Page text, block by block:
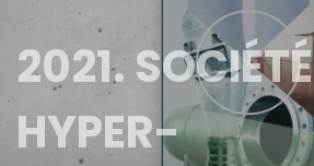
2021. SOCIÉTÉ
HYPER-